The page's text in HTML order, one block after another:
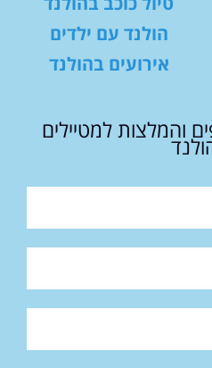
הולנד עם ילדים
אירועים בהולנד
והמלצות למטיילים